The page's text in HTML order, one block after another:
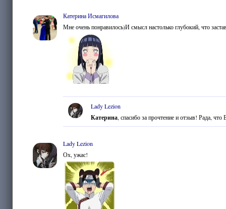
Катерина Исмагилова
Мне очень понравилось)И смысл настолько глубокий, что
Lady Lezion
Катерина, спасибо за прочтение и отзыв! Рада, что
Lady Lezion
Ох, ужас!